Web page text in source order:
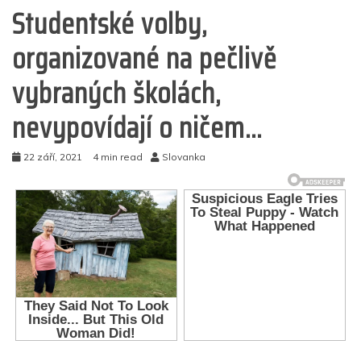
Studentské volby,
organizované na pečlivě
vybraných školách,
nevypovídají o ničem…
22 září, 2021 4 min read Slovanka